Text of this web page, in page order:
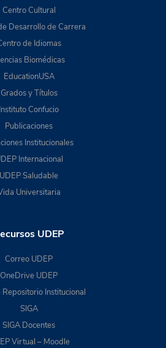
Centro Cultural
Desarrollo de Carrera
de Idiomas
Biomédicas
EducationUSA
Grados y Títulos
Instituto Confucio
Publicaciones
Institucionales
Internacional
UDEP Saludable
Universitaria
UDEP
Correo UDEP
OneDrive UDEP
Repositorio Institucional
SIGA
SIGA Docentes
Virtual – Moodle